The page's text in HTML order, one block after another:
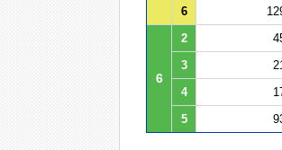
6
6
2
3
4
5